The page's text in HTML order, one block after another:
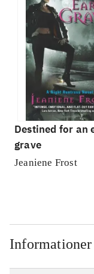
Destined for an
grave
Jeaniene Frost